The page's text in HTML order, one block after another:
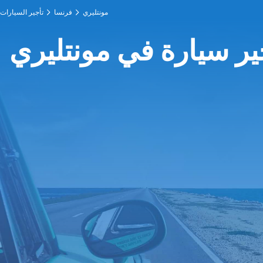
تأجير السيارات فرنسا مونتليري
سيارة في مونتليري